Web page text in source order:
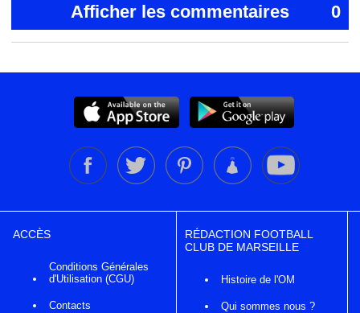
Afficher les commentaires 0
ACCÈS
Conditions Générales
d'Utilisation (CGU)
Contacts
RÉDACTION FOOTBALL
CLUB DE MARSEILLE
Histoire de l'OM
Qui sommes nous ?